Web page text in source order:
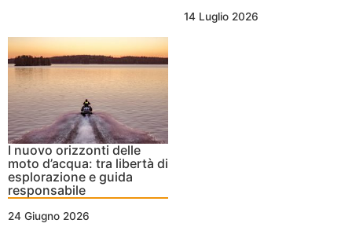
14 Luglio 2026
I nuovo orizzonti delle
moto d’acqua: tra libertà di
esplorazione e guida
responsabile
24 Giugno 2026